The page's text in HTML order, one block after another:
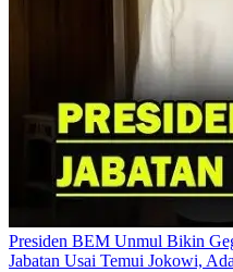
Presiden BEM Unmul Bikin
Jabatan Usai Temui Jokowi,